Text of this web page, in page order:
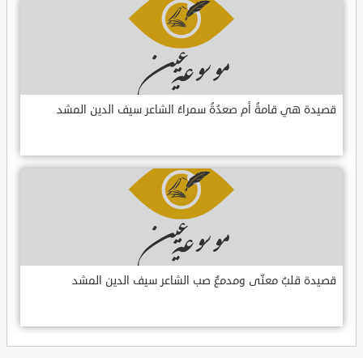
قصيدة هي قامةُ أم صعدُةُ سمراءُ الشاعر سيف الدين المشد
قصيدة قلبٌ معنّى ومدمعٌ صب الشاعر سيف الدين المشد